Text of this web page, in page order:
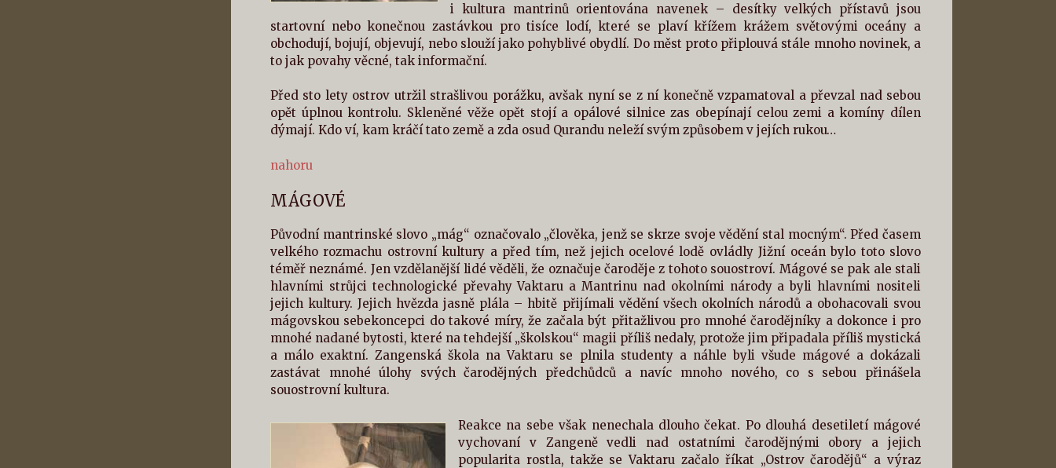
i kultura mantrinů orientována navenek – desítky velkých přístavů jsou
startovní nebo konečnou zastávkou pro tisíce lodí, které se plaví křížem krážem světovými oceány a
obchodují, bojují, objevují, nebo slouží jako pohyblivé obydlí. Do měst proto připlouvá stále mnoho novinek, a
to jak povahy věcné, tak informační.
Před sto lety ostrov utržil strašlivou porážku, avšak nyní se z ní konečně vzpamatoval a převzal nad sebou
opět úplnou kontrolu. Skleněné věže opět stojí a opálové silnice zas obepínají celou zemi a komíny dílen
dýmají. Kdo ví, kam kráčí tato země a zda osud Qurandu neleží svým způsobem v jejích rukou…
nahoru
MÁGOVÉ
Původní mantrinské slovo „mág“ označovalo „člověka, jenž se skrze svoje vědění stal mocným“. Před časem
velkého rozmachu ostrovní kultury a před tím, než jejich ocelové lodě ovládly Jižní oceán bylo toto slovo
téměř neznámé. Jen vzdělanější lidé věděli, že označuje čaroděje z tohoto souostroví. Mágové se pak ale stali
hlavními strůjci technologické převahy Vaktaru a Mantrinu nad okolními národy a byli hlavními nositeli
jejich kultury. Jejich hvězda jasně plála – hbitě přijímali vědění všech okolních národů a obohacovali svou
mágovskou sebekoncepci do takové míry, že začala být přitažlivou pro mnohé čarodějníky a dokonce i pro
mnohé nadané bytosti, které na tehdejší „školskou“ magii příliš nedaly, protože jim připadala příliš mystická
a málo exaktní. Zangenská škola na Vaktaru se plnila studenty a náhle byli všude mágové a dokázali
zastávat mnohé úlohy svých čarodějných předchůdců a navíc mnoho nového, co s sebou přinášela
souostrovní kultura.
Reakce na sebe však nenechala dlouho čekat. Po dlouhá desetiletí mágové
vychovaní v Zangeně vedli nad ostatními čarodějnými obory a jejich
popularita rostla, takže se Vaktaru začalo říkat „Ostrov čarodějů“ a výraz